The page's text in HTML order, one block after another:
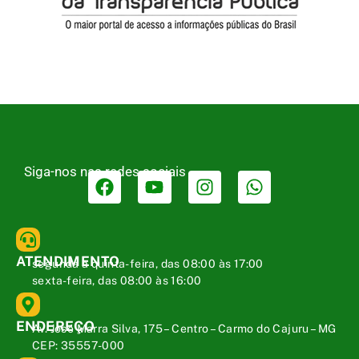
Siga-nos nas redes sociais
ATENDIMENTO
segunda a quinta-feira, das 08:00 às 17:00
sexta-feira, das 08:00 às 16:00
ENDEREÇO
Av. José Marra Silva, 175 – Centro – Carmo do Cajuru – MG
CEP: 35557-000